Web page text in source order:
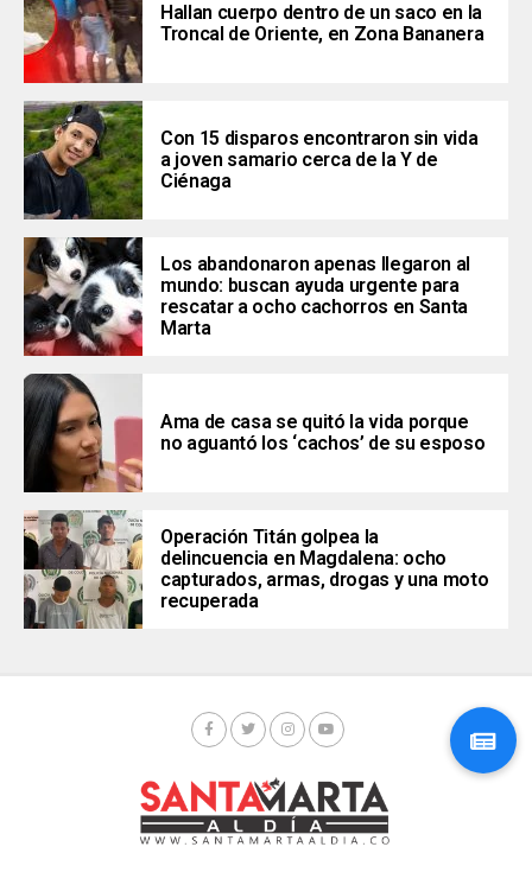
Hallan cuerpo dentro de un saco en la
Troncal de Oriente, en Zona Bananera
Con 15 disparos encontraron sin vida
a joven samario cerca de la Y de
Ciénaga
Los abandonaron apenas llegaron al
mundo: buscan ayuda urgente para
rescatar a ocho cachorros en Santa
Marta
Ama de casa se quitó la vida porque
no aguantó los ‘cachos’ de su esposo
Operación Titán golpea la
delincuencia en Magdalena: ocho
capturados, armas, drogas y una moto
recuperada